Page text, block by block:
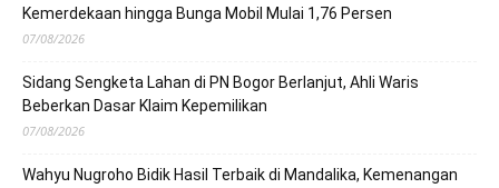
Kemerdekaan hingga Bunga Mobil Mulai 1,76 Persen
07/08/2026
Sidang Sengketa Lahan di PN Bogor Berlanjut, Ahli Waris
Beberkan Dasar Klaim Kepemilikan
07/08/2026
Wahyu Nugroho Bidik Hasil Terbaik di Mandalika, Kemenangan